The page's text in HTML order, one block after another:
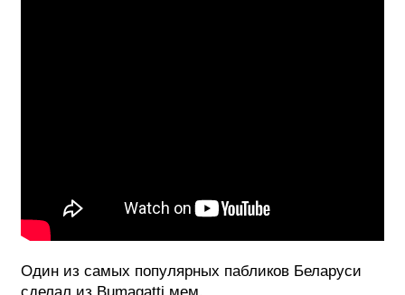
Один из самых популярных пабликов Беларуси